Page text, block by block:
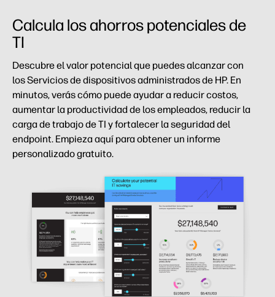
Calcula los ahorros potenciales de
TI
Descubre el valor potencial que puedes alcanzar con
los Servicios de dispositivos administrados de HP. En
minutos, verás cómo puede ayudar a reducir costos,
aumentar la productividad de los empleados, reducir la
carga de trabajo de TI y fortalecer la seguridad del
endpoint. Empieza aquí para obtener un informe
personalizado gratuito.